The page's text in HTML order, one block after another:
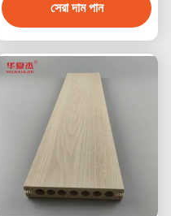
সেরা দাম পান